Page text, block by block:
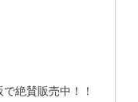
絶賛販売中！！